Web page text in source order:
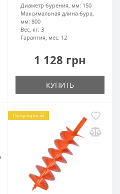
Диаметр бурения, мм: 150
Максимальная длина бура,
мм: 800
Вес, кг: 3
Гарантия, мес: 12
1 128 грн
КУПИТЬ
Популярный